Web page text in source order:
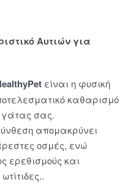
Αυτιών για
είναι η φυσική
καθαρισμό
γάτας σας.
απομακρύνει
οσμές, ενώ
ερεθισμούς και